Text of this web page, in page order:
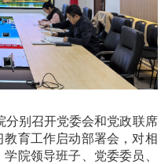
分别召开党委会和党政联席
育工作启动部署会，对相
院领导班子、党委委员、